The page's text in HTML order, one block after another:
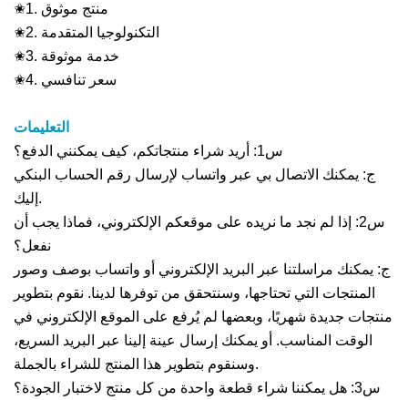
✬1. منتج موثوق
✬2. التكنولوجيا المتقدمة
✬3. خدمة موثوقة
✬4. سعر تنافسي
التعليمات
س1: أريد شراء منتجاتكم، كيف يمكنني الدفع؟
ج: يمكنك الاتصال بي عبر واتساب لإرسال رقم الحساب البنكي
إليك.
س2: إذا لم نجد ما نريده على موقعكم الإلكتروني، فماذا يجب أن
نفعل؟
ج: يمكنك مراسلتنا عبر البريد الإلكتروني أو واتساب بوصف وصور
المنتجات التي تحتاجها، وسنتحقق من توفرها لدينا. نقوم بتطوير
منتجات جديدة شهريًا، وبعضها لم يُرفع على الموقع الإلكتروني في
الوقت المناسب. أو يمكنك إرسال عينة إلينا عبر البريد السريع،
وسنقوم بتطوير هذا المنتج للشراء بالجملة.
س3: هل يمكننا شراء قطعة واحدة من كل منتج لاختبار الجودة؟